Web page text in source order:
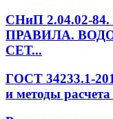
СНиП 2.04.02-
ПРАВИЛА.
СЕТ...
ГОСТ 34233.1-
и методы